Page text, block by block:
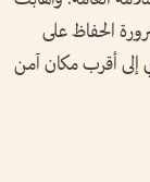
الحفاظ على
إلى أقرب مكان آمن